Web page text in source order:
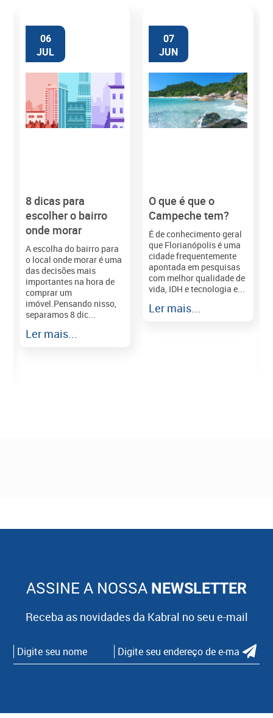
06
JUL
8 dicas para
escolher o bairro
onde morar
A escolha do bairro para
o local onde morar é uma
das decisões mais
importantes na hora de
comprar um
imóvel.Pensando nisso,
separamos 8 dic...
Ler mais...
07
JUN
O que é que o
Campeche tem?
É de conhecimento geral
que Florianópolis é uma
cidade frequentemente
apontada em pesquisas
com melhor qualidade de
vida, IDH e tecnologia e...
Ler mais...
ASSINE A NOSSA NEWSLETTER
Receba as novidades da Kabral no seu e-mail